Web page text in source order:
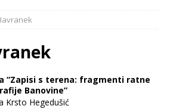
“Zapisi s terena: fragmenti ratne
Banovine”
Krsto Hegedušić